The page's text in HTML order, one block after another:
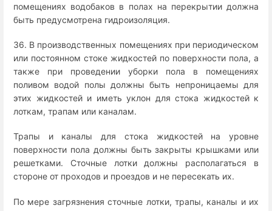
помещениях водобаков в полах на перекрытии должна
быть предусмотрена гидроизоляция.
36. В производственных помещениях при периодическом
или постоянном стоке жидкостей по поверхности пола, а
также при проведении уборки пола в помещениях
поливом водой полы должны быть непроницаемы для
этих жидкостей и иметь уклон для стока жидкостей к
лоткам, трапам или каналам.
Трапы и каналы для стока жидкостей на уровне
поверхности пола должны быть закрыты крышками или
решетками. Сточные лотки должны располагаться в
стороне от проходов и проездов и не пересекать их.
По мере загрязнения сточные лотки, трапы, каналы и их